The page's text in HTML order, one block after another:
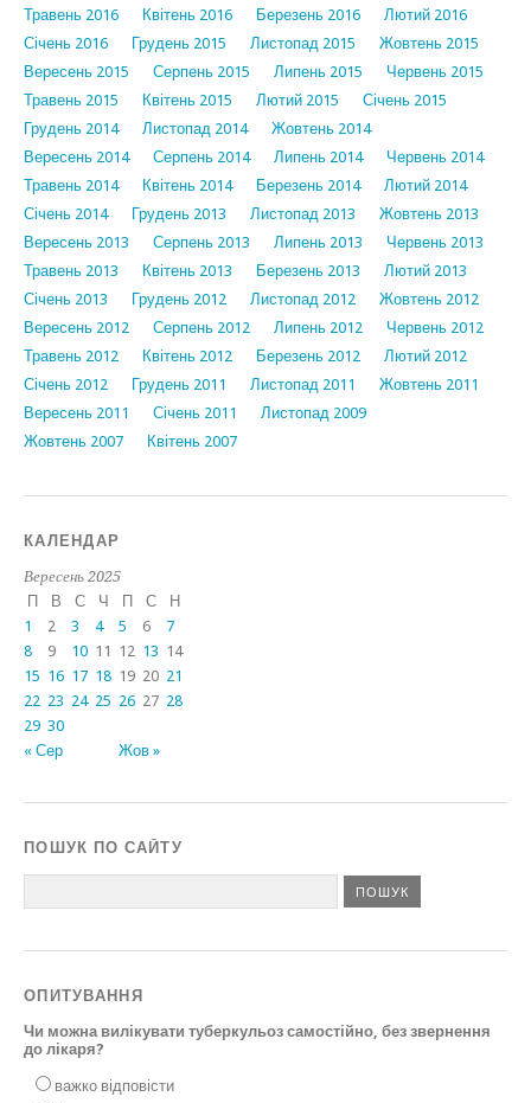
Травень 2016 Квітень 2016 Березень 2016
Лютий 2016
Січень 2016
Грудень 2015 Листопад 2015
Жовтень 2015
Вересень 2015
Серпень 2015 Липень 2015
Червень 2015
Травень 2015
Квітень 2015 Лютий 2015
Січень 2015
Грудень 2014
Листопад 2014
Жовтень 2014
Вересень 2014
Серпень 2014 Липень 2014
Червень 2014
Травень 2014
Квітень 2014 Березень 2014
Лютий 2014
Січень 2014
Грудень 2013 Листопад 2013
Жовтень 2013
Вересень 2013
Серпень 2013 Липень 2013
Червень 2013
Травень 2013
Квітень 2013 Березень 2013
Лютий 2013
Січень 2013
Грудень 2012 Листопад 2012
Жовтень 2012
Вересень 2012
Серпень 2012 Липень 2012
Червень 2012
Травень 2012
Квітень 2012 Березень 2012
Лютий 2012
Січень 2012
Грудень 2011 Листопад 2011
Жовтень 2011
Вересень 2011
Січень 2011
Листопад 2009
Жовтень 2007
Квітень 2007
КАЛЕНДАР
Вересень 2025
П
В С Ч П С Н
« Сер Жов »
1 2 3 4 5 6
7
8
9 10 11 12 13 14
15 16 17 18 19 20 21
22 23 24 25 26 27 28
29 30
ПОШУК ПО САЙТУ
ОПИТУВАННЯ
Чи можна вилікувати туберкульоз самостійно, без звернення
до лікаря?
важко відповісти